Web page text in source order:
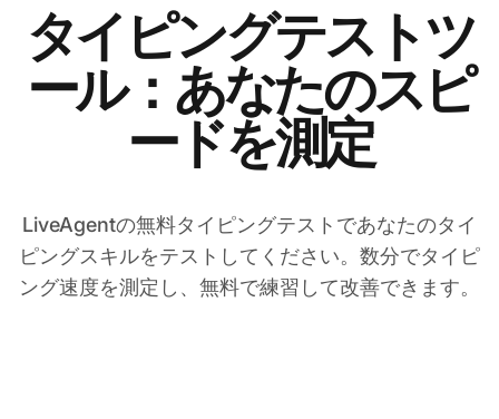
タイピングテストツ
ール：あなたのスピ
ードを測定
LiveAgentの無料タイピングテストであなたのタイ
ピングスキルをテストしてください。数分でタイピ
ング速度を測定し、無料で練習して改善できます。